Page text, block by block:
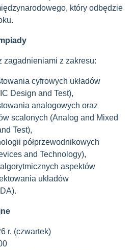
który odbędzie
zagadnieniami z zakresu:
cyfrowych układów
Design and Test),
analogowych oraz
scalonych (Analog and Mixed
Test),
półprzewodnikowych
and Technology),
aspektów
układów
r. (czwartek)